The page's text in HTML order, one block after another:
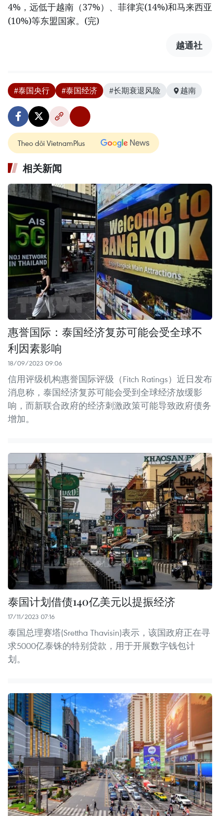
4%，远低于越南（37%）、菲律宾(14%)和马来西亚
(10%)等东盟国家。(完)
越通社
#泰国央行 #泰国经济 #长期衰退风险 越南
Theo dõi VietnamPlus
相关新闻
惠誉国际：泰国经济复苏可能会受全球不
利因素影响
18/09/2023 09:06
信用评级机构惠誉国际评级（Fitch Ratings）近日发布
消息称，泰国经济复苏可能会受到全球经济放缓影
响，而新联合政府的经济刺激政策可能导致政府债务
增加。
泰国计划借债140亿美元以提振经济
17/11/2023 07:16
泰国总理赛塔(Srettha Thavisin)表示，该国政府正在寻
求5000亿泰铢的特别贷款，用于开展数字钱包计
划。